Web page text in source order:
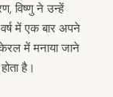
विष्णु ने उन्हें
में एक बार अपने
में मनाया जाने
है।